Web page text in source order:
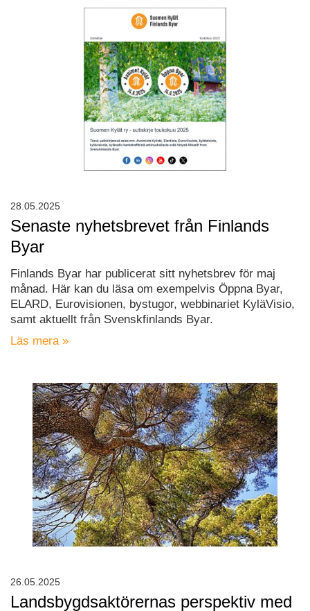
Senaste nyhetsbrevet från Finlands
Byar
Finlands Byar har publicerat sitt nyhetsbrev för maj
månad. Här kan du läsa om exempelvis Öppna Byar,
ELARD, Eurovisionen, bystugor, webbinariet KyläVisio,
samt aktuellt från Svenskfinlands Byar.
Läs mera »
28.05.2025
Landsbygdsaktörernas perspektiv med
26.05.2025